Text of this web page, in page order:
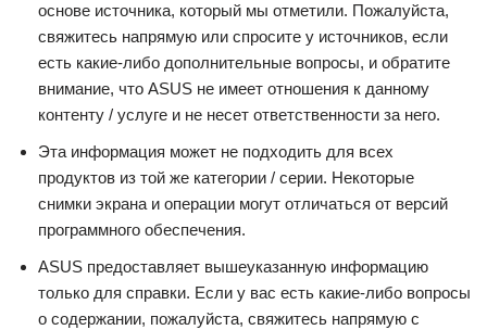
основе источника, который мы отметили. Пожалуйста,
свяжитесь напрямую или спросите у источников, если
есть какие-либо дополнительные вопросы, и обратите
внимание, что ASUS не имеет отношения к данному
контенту / услуге и не несет ответственности за него.
Эта информация может не подходить для всех
продуктов из той же категории / серии. Некоторые
снимки экрана и операции могут отличаться от версий
программного обеспечения.
ASUS предоставляет вышеуказанную информацию
только для справки. Если у вас есть какие-либо вопросы
о содержании, пожалуйста, свяжитесь напрямую с